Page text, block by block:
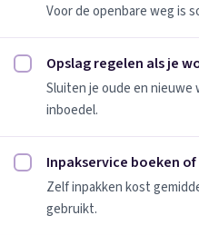
Voor de openbare weg is
Opslag regelen als je
Opslag regelen als je
Sluiten je oude en nieuwe
inboedel.
Inpakservice boeken of
Inpakservice boeken
Zelf inpakken kost
gebruikt.